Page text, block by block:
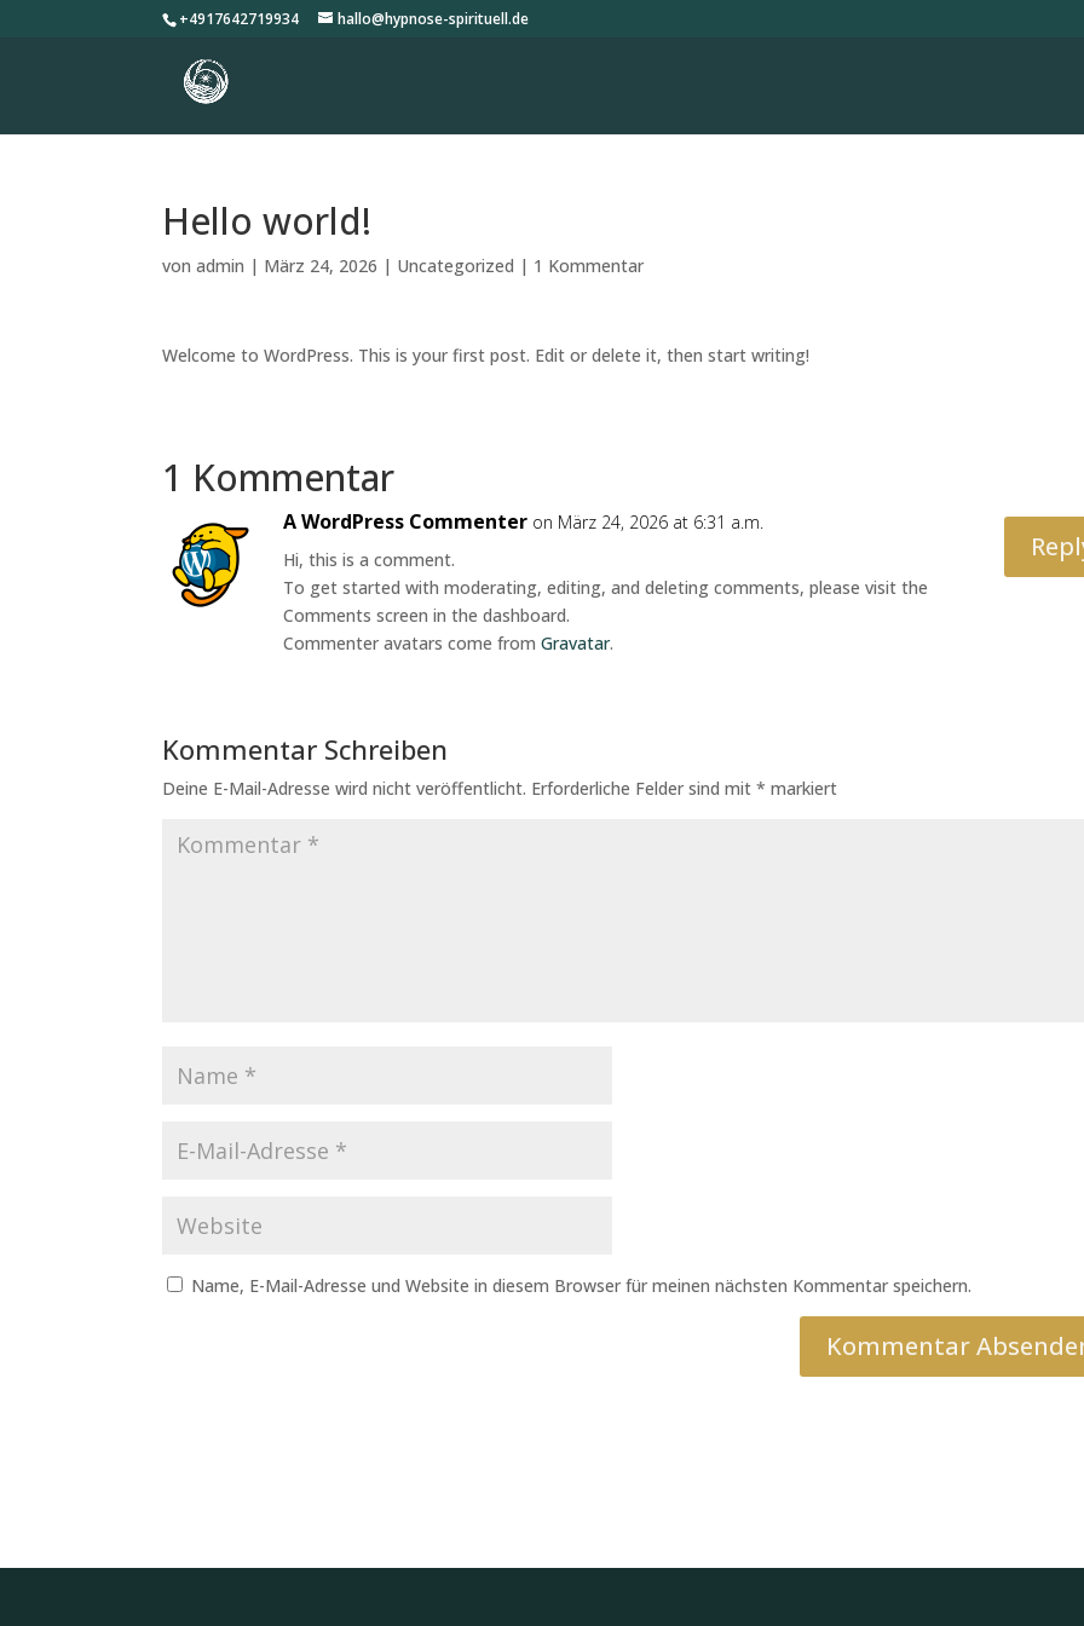
+4917642719934 hallo@hypnose-spirituell.de
Hello world!
vonadmin | März 24, 2026 | Uncategorized | 1 Kommentar
Welcome to WordPress. This is your first post. Edit or delete it, then start writing!
1 Kommentar
A WordPress Commenter on März 24, 2026 at 6:31 a.m.
Hi, this is a comment.
To get started with moderating, editing, and deleting comments, please visit the
Comments screen in the dashboard.
Commenter avatars come fromGravatar.
Kommentar Schreiben
Deine E-Mail-Adresse wird nicht veröffentlicht. Erforderliche Felder sind mit* markiert
Name, E-Mail-Adresse und Website in diesem Browser für meinen nächsten Kommentar speichern.